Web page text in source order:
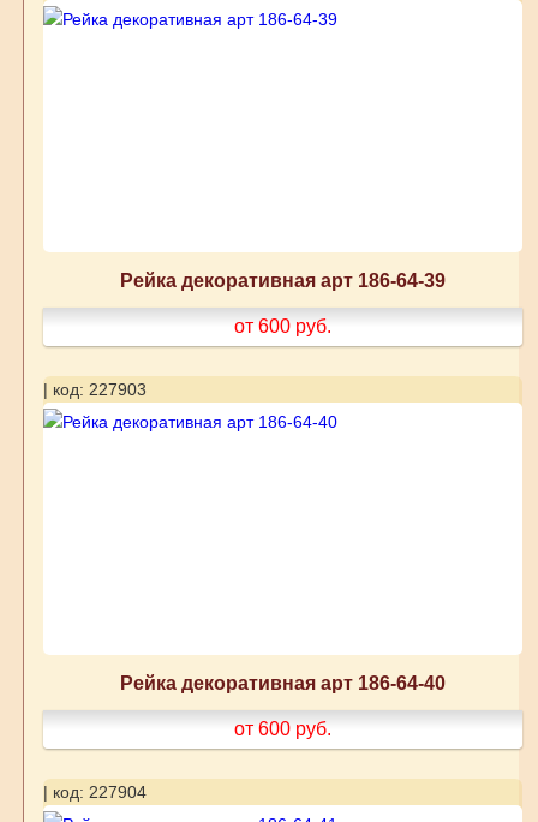
Рейка декоративная арт 186-64-39
от 600 руб.
| код: 227903
Рейка декоративная арт 186-64-40
от 600 руб.
| код: 227904